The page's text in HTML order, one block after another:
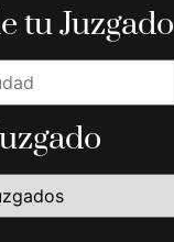
tu Juzgado